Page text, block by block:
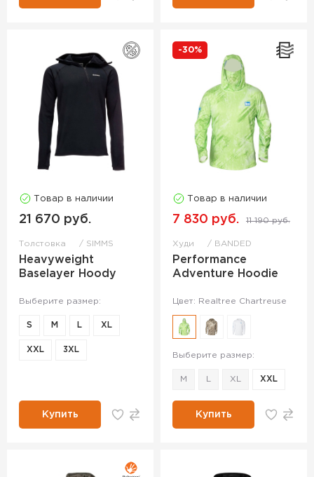
Товар в наличии
21 670 руб.
Толстовка SIMMS
Heavyweight
Baselayer Hoody
Выберите размер:
S M L XL
XXL 3XL
Купить
-30%
Товар в наличии
7 830 руб. 11 190 руб.
Худи BANDED
Performance
Adventure Hoodie
Цвет: Realtree Chartreuse
Выберите размер:
M XL XXL
Купить